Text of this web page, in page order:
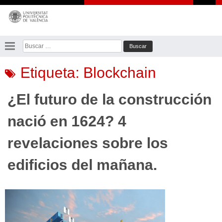
Saltar
contenido
Buscar:
Etiqueta: Blockchain
¿El futuro de la construcción
nació en 1624? 4
revelaciones sobre los
edificios del mañana.